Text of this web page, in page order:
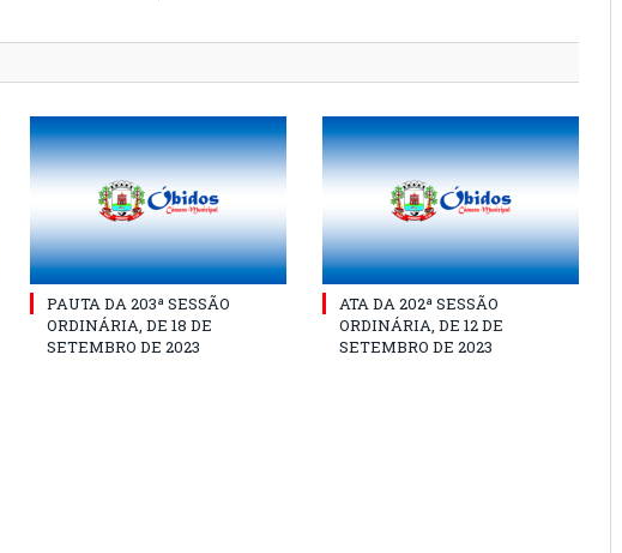
PAUTA DA 203ª SESSÃO
ORDINÁRIA, DE 18 DE
SETEMBRO DE 2023
ATA DA 202ª SESSÃO
ORDINÁRIA, DE 12 DE
SETEMBRO DE 2023